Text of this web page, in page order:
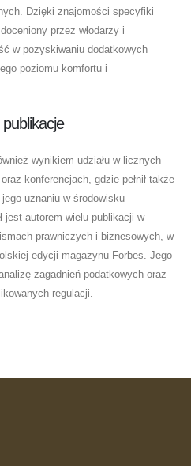
Dzięki znajomości specyfiki
przez włodarzy i
w pozyskiwaniu dodatkowych
poziomu komfortu i
wynikiem udziału w licznych
konferencjach, gdzie pełnił także
uznaniu w środowisku
jest autorem wielu publikacji w
prawniczych i biznesowych, w
edycji magazynu Forbes. Jego
zagadnień podatkowych oraz
regulacji.